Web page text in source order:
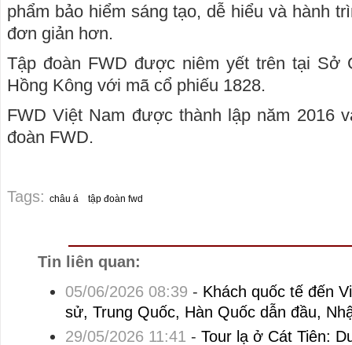
phẩm bảo hiểm sáng tạo, dễ hiểu và hành
đơn giản hơn.
Tập đoàn FWD được niêm yết trên tại Sở
Hồng Kông với mã cổ phiếu 1828.
FWD Việt Nam được thành lập năm 2016
đoàn FWD.
Tags: châu á tập đoàn fwd
Tin liên quan:
05/06/2026 08:39 - Khách quốc tế đến
sử, Trung Quốc, Hàn Quốc dẫn đầu,
29/05/2026 11:41 - Tour lạ ở Cát Tiên: